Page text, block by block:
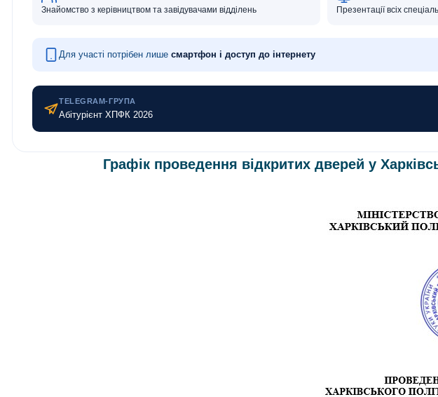
Знайомство з керівництвом та завідувачами відділень Презентації всіх
Для участі потрібен лише смартфон і доступ до інтернету
TELEGRAM-ГРУПА
Абітурієнт ХПФК 2026
Графік проведення відкритих дверей у